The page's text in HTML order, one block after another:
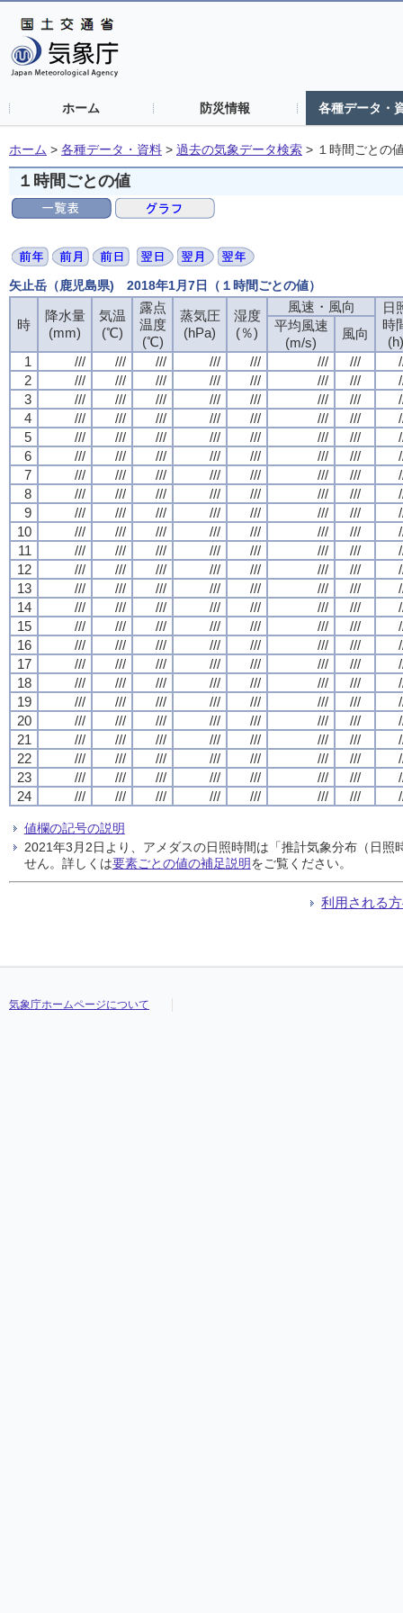
ホーム 防災情報 各種データ・
ホーム > 各種データ・資料 > 過去の気象データ検索 > １時間ごとの
１時間ごとの値
矢止岳（鹿児島県) 2018年1月7日（１時間ごとの値）
時
降水量
(mm)
気温
(℃)
露点
温度
(℃)
蒸気圧
(hPa)
湿度
(％)
風速・風向
日
時
(h)
平均風速
(m/s)
風向
1
/// /// /// /// /// /// ///
2
/// /// /// /// /// /// ///
3
/// /// /// /// /// /// ///
4
/// /// /// /// /// /// ///
5
/// /// /// /// /// /// ///
6
/// /// /// /// /// /// ///
7
/// /// /// /// /// /// ///
8
/// /// /// /// /// /// ///
9
/// /// /// /// /// /// ///
10
/// /// /// /// /// /// ///
11
/// /// /// /// /// /// ///
12
/// /// /// /// /// /// ///
13
/// /// /// /// /// /// ///
14
/// /// /// /// /// /// ///
15
/// /// /// /// /// /// ///
16
/// /// /// /// /// /// ///
17
/// /// /// /// /// /// ///
18
/// /// /// /// /// /// ///
19
/// /// /// /// /// /// ///
20
/// /// /// /// /// /// ///
21
/// /// /// /// /// /// ///
22
/// /// /// /// /// /// ///
23
/// /// /// /// /// /// ///
24
/// /// /// /// /// /// ///
値欄の記号の説明
2021年3月2日より、アメダスの日照時間は「推計気象分布（日
せん。詳しくは要素ごとの値の補足説明をご覧ください。
利用される
気象庁ホームページについて